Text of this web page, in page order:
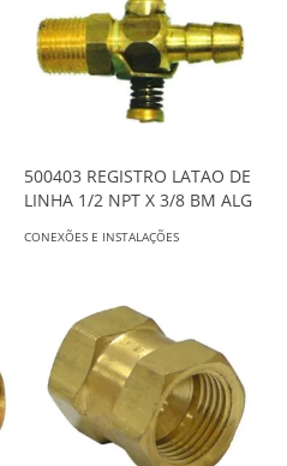
500403 REGISTRO LATAO DE
LINHA 1/2 NPT X 3/8 BM ALG
CONEXÕES E INSTALAÇÕES